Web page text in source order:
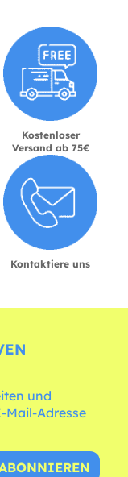
Kostenloser
Versand ab 75€
Kontaktiere uns
und
Mail-Adresse